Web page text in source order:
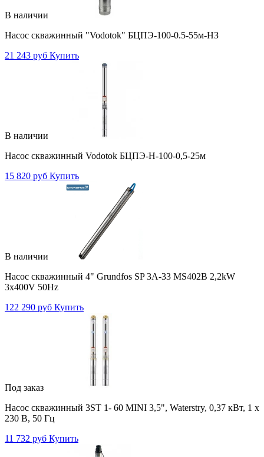
В наличии
Насос скважинный "Vodotok" БЦПЭ-100-0.5-55м-НЗ
21 243 руб Купить
В наличии
Насос скважинный Vodotok БЦПЭ-Н-100-0,5-25м
15 820 руб Купить
В наличии
Насос скважинный 4" Grundfos SP 3A-33 MS402B 2,2kW
3x400V 50Hz
122 290 руб Купить
Под заказ
Насос скважинный 3ST 1- 60 MINI 3,5", Waterstry, 0,37 кВт, 1 х
230 В, 50 Гц
11 732 руб Купить